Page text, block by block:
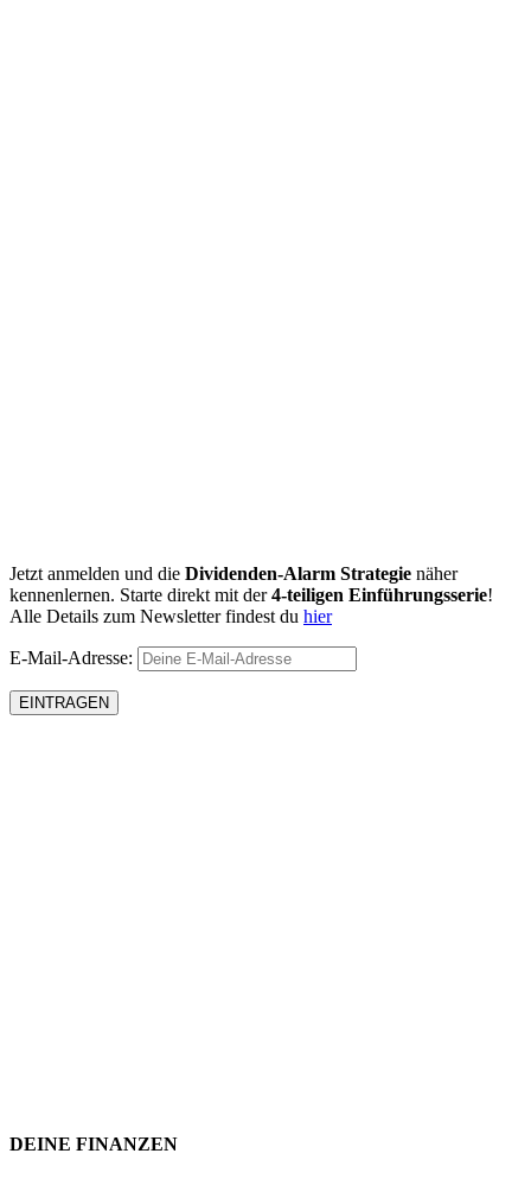
Jetzt anmelden und die Dividenden-Alarm Strategie näher
kennenlernen. Starte direkt mit der4-teiligen Einführungsserie!
Alle Details zum Newsletter findest du hier
E-Mail-Adresse:
DEINE FINANZEN